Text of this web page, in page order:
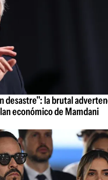
desastre": la brutal
económico de Mamdani